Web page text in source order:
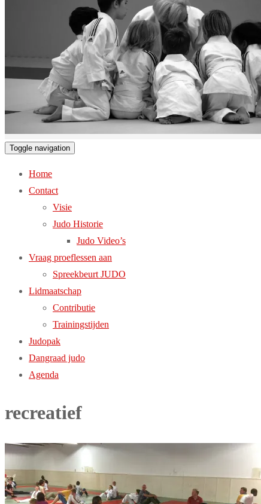
Toggle navigation
Home
Contact
Visie
Judo Historie
Judo Video’s
Vraag proeflessen aan
Spreekbeurt JUDO
Lidmaatschap
Contributie
Trainingstijden
Judopak
Dangraad judo
Agenda
recreatief